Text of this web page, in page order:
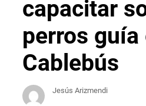
capacitar
perros guía
Cablebús
Jesús Arizmendi